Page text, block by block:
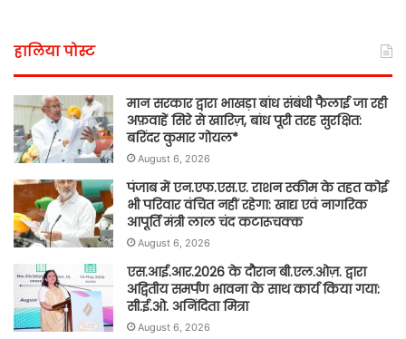
हालिया पोस्ट
मान सरकार द्वारा भाखड़ा बांध संबंधी फैलाई जा रही
अफ़वाहें सिरे से खारिज़, बांध पूरी तरह सुरक्षित:
बरिंदर कुमार गोयल*
August 6, 2026
पंजाब में एन.एफ.एस.ए. राशन स्कीम के तहत कोई
भी परिवार वंचित नहीं रहेगा: खाद्य एवं नागरिक
आपूर्ति मंत्री लाल चंद कटारूचक्क
August 6, 2026
एस.आई.आर.2026 के दौरान बी.एल.ओज़. द्वारा
अद्वितीय समर्पण भावना के साथ कार्य किया गया:
सी.ई.ओ. अनिंदिता मित्रा
August 6, 2026